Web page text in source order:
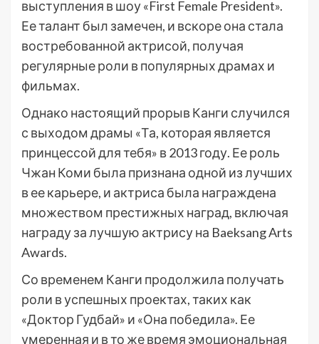
выступления в шоу «First Female President».
Ее талант был замечен, и вскоре она стала
востребованной актрисой, получая
регулярные роли в популярных драмах и
фильмах.
Однако настоящий прорыв Канги случился
с выходом драмы «Та, которая является
принцессой для тебя» в 2013 году. Ее роль
Чжан Коми была признана одной из лучших
в ее карьере, и актриса была награждена
множеством престижных наград, включая
награду за лучшую актрису на Baeksang Arts
Awards.
Со временем Канги продолжила получать
роли в успешных проектах, таких как
«Доктор Гудбай» и «Она победила». Ее
умеренная и в то же время эмоциональная